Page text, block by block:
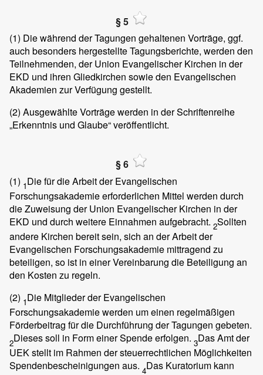
§ 5
(1) Die während der Tagungen gehaltenen Vorträge, ggf.
auch besonders hergestellte Tagungsberichte, werden den
Teilnehmenden, der Union Evangelischer Kirchen in der
EKD und ihren Gliedkirchen sowie den Evangelischen
Akademien zur Verfügung gestellt.
(2) Ausgewählte Vorträge werden in der Schriftenreihe
„Erkenntnis und Glaube“ veröffentlicht.
§ 6
(1) 1Die für die Arbeit der Evangelischen
Forschungsakademie erforderlichen Mittel werden durch
die Zuweisung der Union Evangelischer Kirchen in der
EKD und durch weitere Einnahmen aufgebracht. 2Sollten
andere Kirchen bereit sein, sich an der Arbeit der
Evangelischen Forschungsakademie mittragend zu
beteiligen, so ist in einer Vereinbarung die Beteiligung an
den Kosten zu regeln.
(2) 1Die Mitglieder der Evangelischen
Forschungsakademie werden um einen regelmäßigen
Förderbeitrag für die Durchführung der Tagungen gebeten.
2Dieses soll in Form einer Spende erfolgen. 3Das Amt der
UEK stellt im Rahmen der steuerrechtlichen Möglichkeiten
Spendenbescheinigungen aus. 4Das Kuratorium kann